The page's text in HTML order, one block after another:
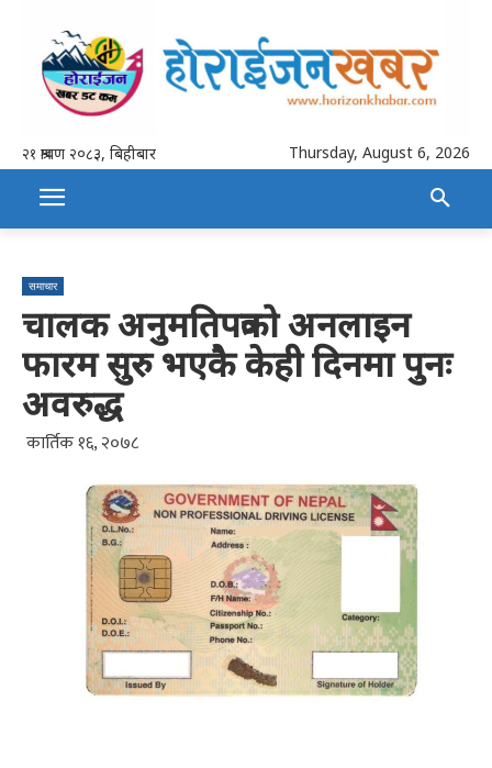
२१ श्रावण २०८३, बिहीबार Thursday, August 6, 2026
समाचार
चालक अनुमतिपत्रको अनलाइन
फारम सुरु भएकै केही दिनमा पुनः
अवरुद्ध
कार्तिक १६, २०७८